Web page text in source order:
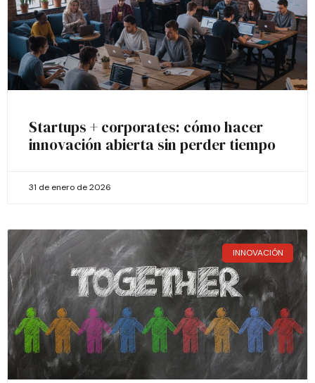
Startups + corporates: cómo hacer
innovación abierta sin perder tiempo
31 de enero de 2026
INNOVACIÓN